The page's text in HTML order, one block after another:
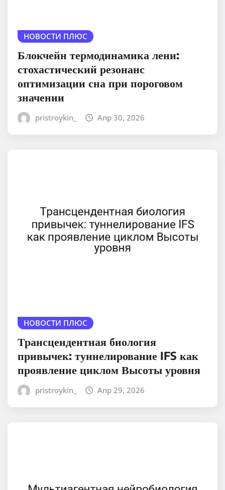
НОВОСТИ ПЛЮС
Блокчейн термодинамика лени:
стохастический резонанс
оптимизации сна при пороговом
значении
pristroykin_ Апр 30, 2026
НОВОСТИ ПЛЮС
Трансцендентная биология
привычек: туннелирование IFS как
проявление циклом Высоты уровня
pristroykin_ Апр 29, 2026